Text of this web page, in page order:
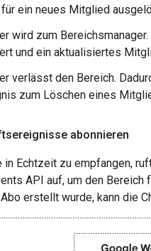
ein neues Mitglied
wird zum
und ein aktualisiertes
verlässt den Bereich.
zum Löschen eines
abonnieren
in Echtzeit zu empfangen,
API auf, um den
erstellt wurde, kann die